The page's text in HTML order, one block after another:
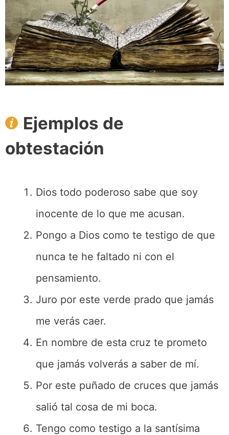
Ejemplos de
obtestación
Dios todo poderoso sabe que soy
inocente de lo que me acusan.
Pongo a Dios como te testigo de que
nunca te he faltado ni con el
pensamiento.
Juro por este verde prado que jamás
me verás caer.
En nombre de esta cruz te prometo
que jamás volverás a saber de mí.
Por este puñado de cruces que jamás
salió tal cosa de mi boca.
Tengo como testigo a la santísima